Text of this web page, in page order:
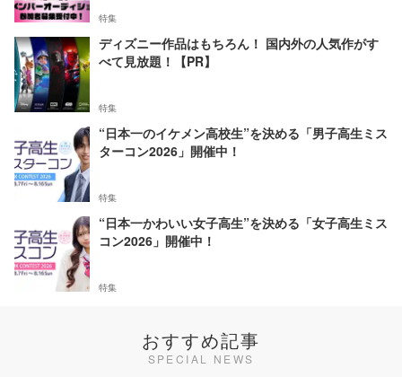
特集
ディズニー作品はもちろん！ 国内外の人気作がす
べて見放題！【PR】
特集
“日本一のイケメン高校生”を決める「男子高生ミス
ターコン2026」開催中！
特集
“日本一かわいい女子高生”を決める「女子高生ミス
コン2026」開催中！
特集
おすすめ記事
SPECIAL NEWS